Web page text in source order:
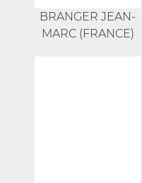
BRANGER JEAN-
MARC (FRANCE)